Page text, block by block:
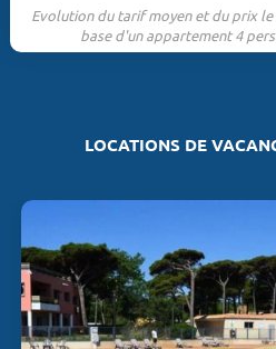
Evolution du tarif moyen et du prix
base d'un appartement 4
LOCATIONS DE